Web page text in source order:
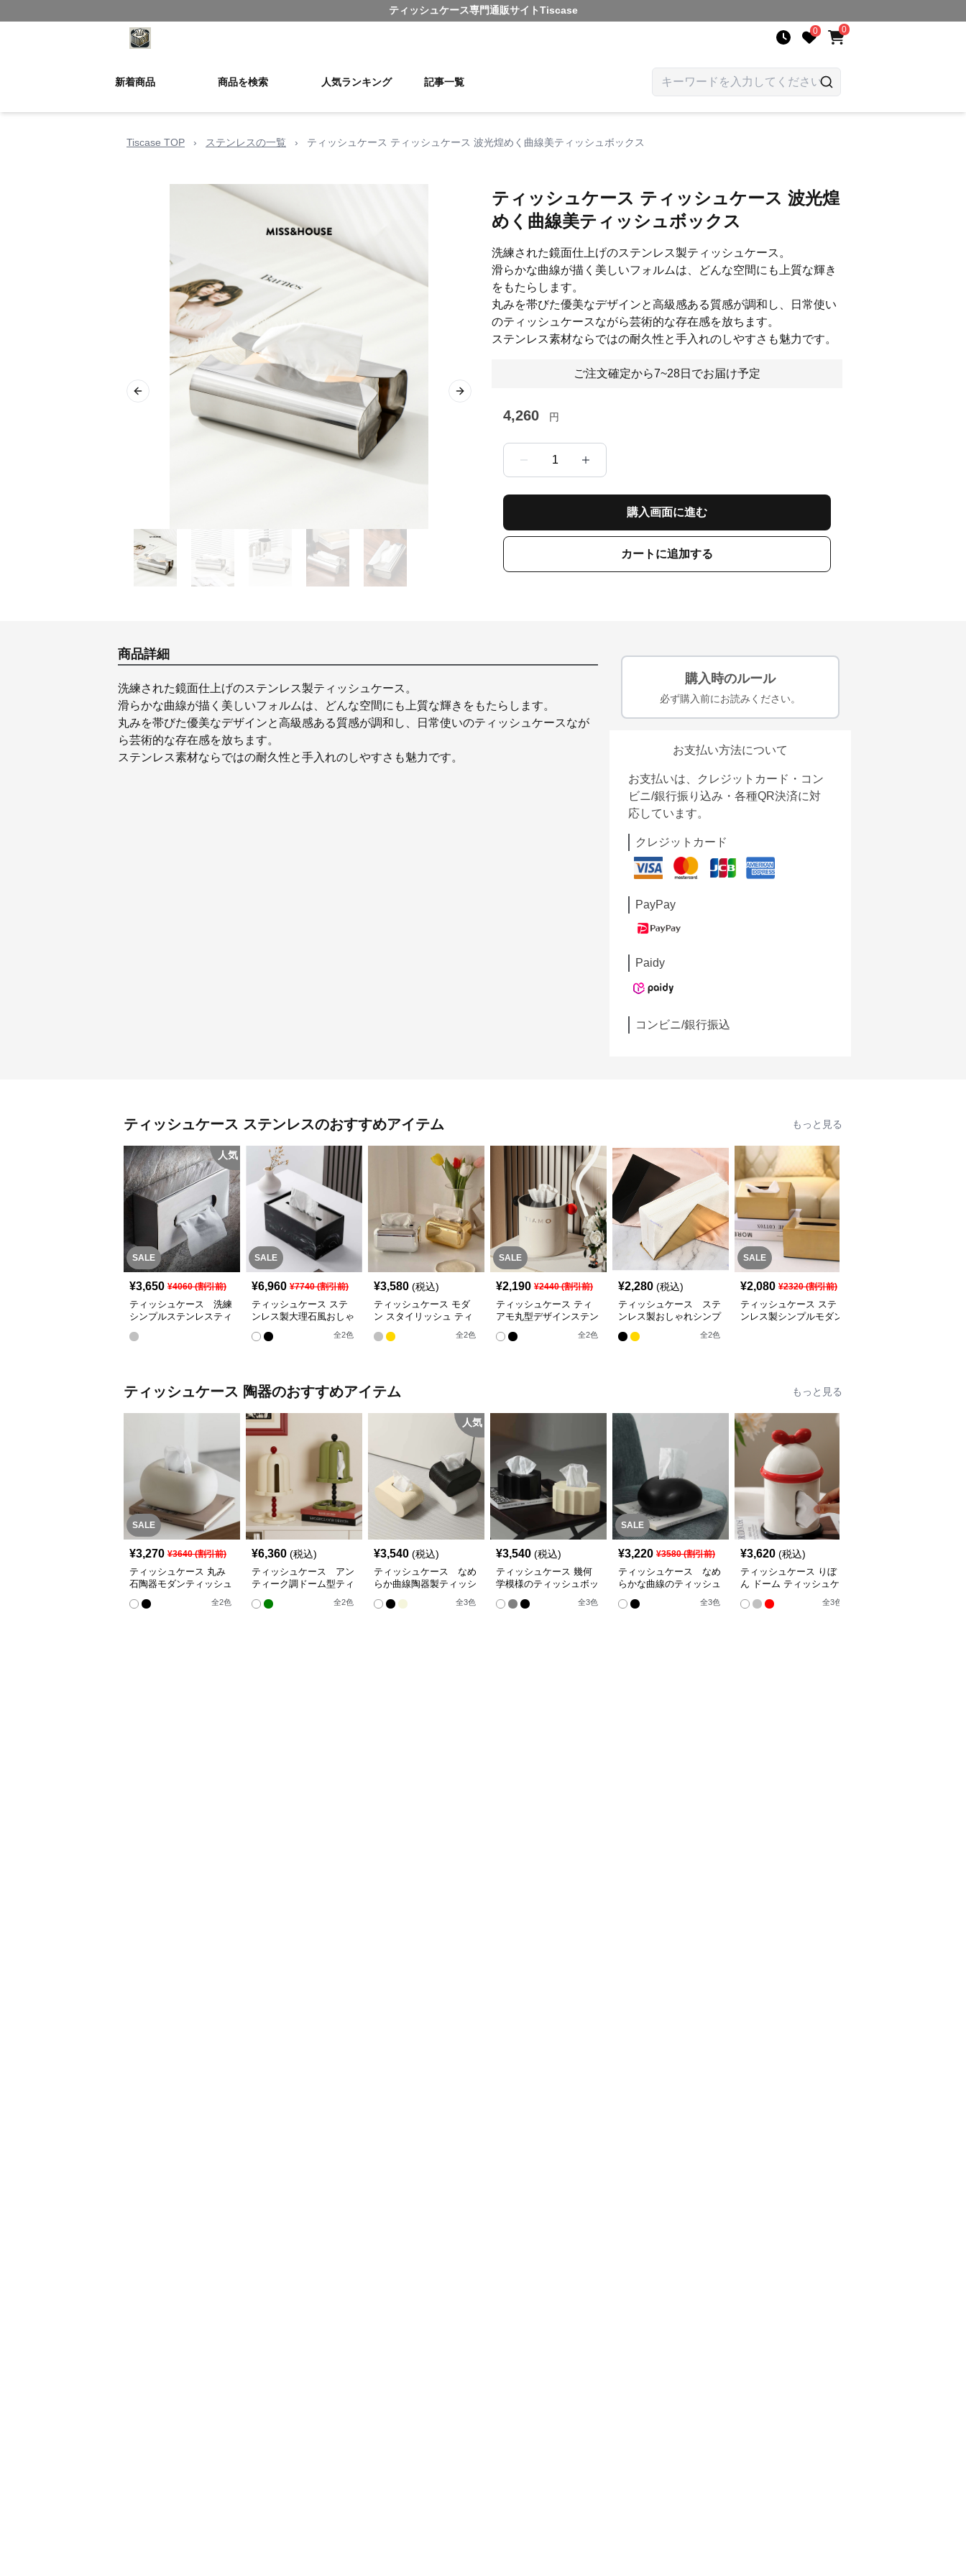
ティッシュケース専門通販サイトTiscase
0 0
新着商品 商品を検索 人気ランキング 記事一覧
Tiscase TOP › ステンレスの一覧 › ティッシュケース ティッシュケース 波光煌めく曲線美ティッシュボックス
Previous slide Next slide
ティッシュケース ティッシュケース 波光煌
めく曲線美ティッシュボックス
洗練された鏡面仕上げのステンレス製ティッシュケース。
滑らかな曲線が描く美しいフォルムは、どんな空間にも上質な輝き
をもたらします。
丸みを帯びた優美なデザインと高級感ある質感が調和し、日常使い
のティッシュケースながら芸術的な存在感を放ちます。
ステンレス素材ならではの耐久性と手入れのしやすさも魅力です。
ご注文確定から7~28日でお届け予定
4,260 円
1
購入画面に進む
カートに追加する
商品詳細
洗練された鏡面仕上げのステンレス製ティッシュケース。
滑らかな曲線が描く美しいフォルムは、どんな空間にも上質な輝きをもたらします。
丸みを帯びた優美なデザインと高級感ある質感が調和し、日常使いのティッシュケースなが
ら芸術的な存在感を放ちます。
ステンレス素材ならではの耐久性と手入れのしやすさも魅力です。
購入時のルール
必ず購入前にお読みください。
お支払い方法について
お支払いは、クレジットカード・コン
ビニ/銀行振り込み・各種QR決済に対
応しています。
クレジットカード
PayPay
Paidy
コンビニ/銀行振込
ティッシュケース ステンレスのおすすめアイテム もっと見る
SALE
人気
¥3,650 ¥4060(割引前)
ティッシュケース 洗練
シンプルステンレスティ
SALE
¥6,960 ¥7740(割引前)
ティッシュケース ステ
ンレス製大理石風おしゃ
れティッシュボックス
全2色
¥3,580 (税込)
ティッシュケース モダ
ン スタイリッシュ ティ
全2色
SALE
¥2,190 ¥2440(割引前)
ティッシュケース ティ
アモ丸型デザインステン
レス製ティッシュボック
ス
全2色
¥2,280 (税込)
ティッシュケース ステ
ンレス製おしゃれシンプ
ル三角ティッシュケース
全2色
SALE
¥2,080 ¥2320(割引前)
ティッシュケース ステ
ンレス製シンプルモダン
ティッシュケース 陶器のおすすめアイテム もっと見る
SALE
¥3,270 ¥3640(割引前)
ティッシュケース 丸み
石陶器モダンティッシュ
全2色
¥6,360 (税込)
ティッシュケース アン
ティーク調ドーム型ティ
全2色
人気
¥3,540 (税込)
ティッシュケース なめ
らか曲線陶器製ティッシ
全3色
¥3,540 (税込)
ティッシュケース 幾何
学模様のティッシュボッ
全3色
SALE
¥3,220 ¥3580(割引前)
ティッシュケース なめ
らかな曲線のティッシュ
全3色
¥3,620 (税込)
ティッシュケース りぼ
ん ドーム ティッシュケ
全3色